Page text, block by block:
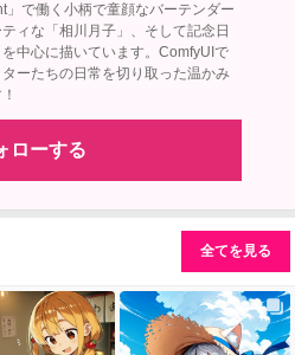
で働く小柄で童顔なバーテンダー
ィな「相川月子」、そして記念日
中心に描いています。ComfyUIで
ーたちの日常を切り取った温かみ
ローする
全てを見る